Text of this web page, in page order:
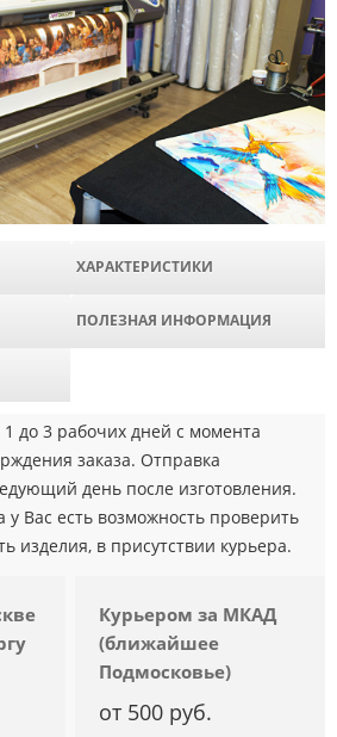
ХАРАКТЕРИСТИКИ
ПОЛЕЗНАЯ ИНФОРМАЦИЯ
1 до 3 рабочих дней с момента
заказа. Отправка
день после изготовления.
у Вас есть возможность проверить
изделия, в присутствии курьера.
Курьером за МКАД
(ближайшее
Подмосковье)
от 500 руб.